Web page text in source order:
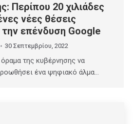
Περίπου 20 χιλιάδες
νέες θέσεις
επένδυση Google
30 Σεπτεμβρίου, 2022
της κυβέρνησης να
ένα ψηφιακό άλμα…